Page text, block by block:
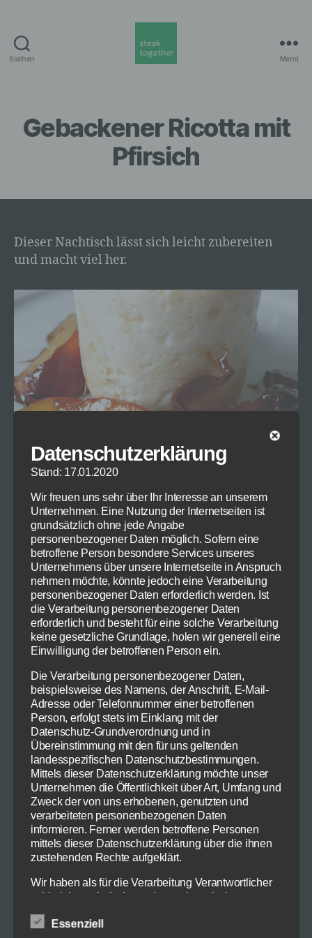
Suchen Menü
Gebackener Ricotta mit
Pfirsich
Dieser Nachtisch lässt sich leicht zubereiten
und macht viel her.
Für vier Personen brauchen Sie:
500g Ricotta
2 Schale 1 unbehandelten Zitrone
ca. 80g Puderzucker
4 Pfirsiche
Sie brauchen zudem vier hitzefeste Förmchen.
Heizen Sie den Ofen auf 200 Grad vor.
Buttern Sie sie Förmchen und bestäuben sie mit
Puderzucker.
Puderzucker und den Zitronenzesten in einer
Datenschutzerklärung
Stand: 17.01.2020
Wir freuen uns sehr über Ihr Interesse an unserem
Unternehmen. Eine Nutzung der Internetseiten ist
grundsätzlich ohne jede Angabe
personenbezogener Daten möglich. Sofern eine
betroffene Person besondere Services unseres
Unternehmens über unsere Internetseite in Anspruch
nehmen möchte, könnte jedoch eine Verarbeitung
personenbezogener Daten erforderlich werden. Ist
die Verarbeitung personenbezogener Daten
erforderlich und besteht für eine solche Verarbeitung
keine gesetzliche Grundlage, holen wir generell eine
Einwilligung der betroffenen Person ein.
Die Verarbeitung personenbezogener Daten,
beispielsweise des Namens, der Anschrift, E-Mail-
Adresse oder Telefonnummer einer betroffenen
Person, erfolgt stets im Einklang mit der
Datenschutz-Grundverordnung und in
Übereinstimmung mit den für uns geltenden
landesspezifischen Datenschutzbestimmungen.
Mittels dieser Datenschutzerklärung möchte unser
Unternehmen die Öffentlichkeit über Art, Umfang und
Zweck der von uns erhobenen, genutzten und
verarbeiteten personenbezogenen Daten
informieren. Ferner werden betroffene Personen
mittels dieser Datenschutzerklärung über die ihnen
zustehenden Rechte aufgeklärt.
Wir haben als für die Verarbeitung Verantwortlicher
zahlreiche technische und organisatorische
lückenlosen Schutz der über diese Internetseite
Essenziell